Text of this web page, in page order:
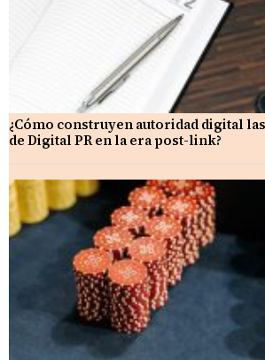
¿Cómo construyen autoridad digital
de Digital PR en la era post-link?